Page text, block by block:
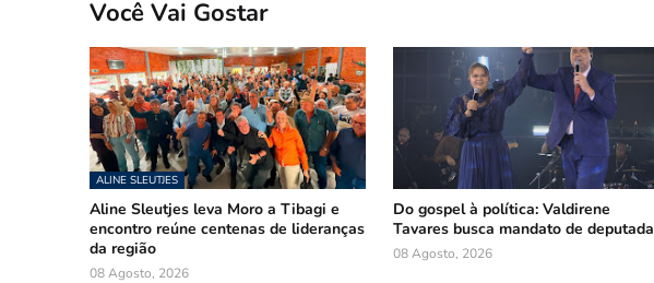
Você Vai Gostar
ALINE SLEUTJES
Aline Sleutjes leva Moro a Tibagi e
encontro reúne centenas de lideranças
da região
08 Agosto, 2026
Do gospel à política: Valdirene
Tavares busca mandato de deputada
08 Agosto, 2026